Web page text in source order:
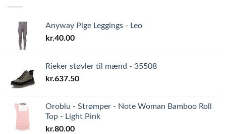
Anyway Pige Leggings - Leo
kr.40.00
Rieker støvler til mænd - 35508
kr.637.50
Oroblu - Strømper - Note Woman Bamboo Roll
Top - Light Pink
kr.80.00